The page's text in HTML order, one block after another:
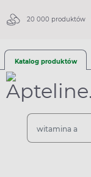
20 000 produktów
Katalog produktów